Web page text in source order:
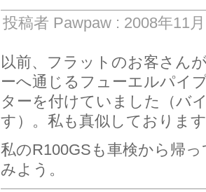
投稿者 Pawpaw : 2008年11
以前、フラットのお客さん
ーへ通じるフューエルパイ
ターを付けていました（バ
す）。私も真似しておりま
私のR100GSも車検から帰
みよう。